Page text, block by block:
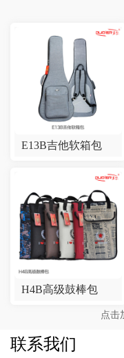
E13B吉他软箱包
H4B高级鼓棒包
点击
联系我们